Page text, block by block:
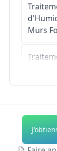
Murs
Murs